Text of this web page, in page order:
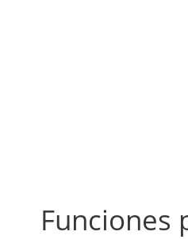
Funciones